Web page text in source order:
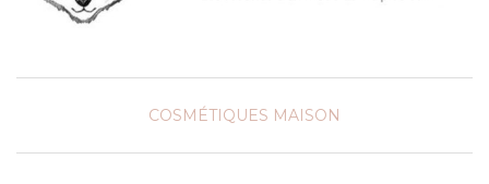
COSMÉTIQUES MAISON